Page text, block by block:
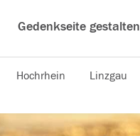
Gedenkseite gestalten
Hochrhein Linzgau